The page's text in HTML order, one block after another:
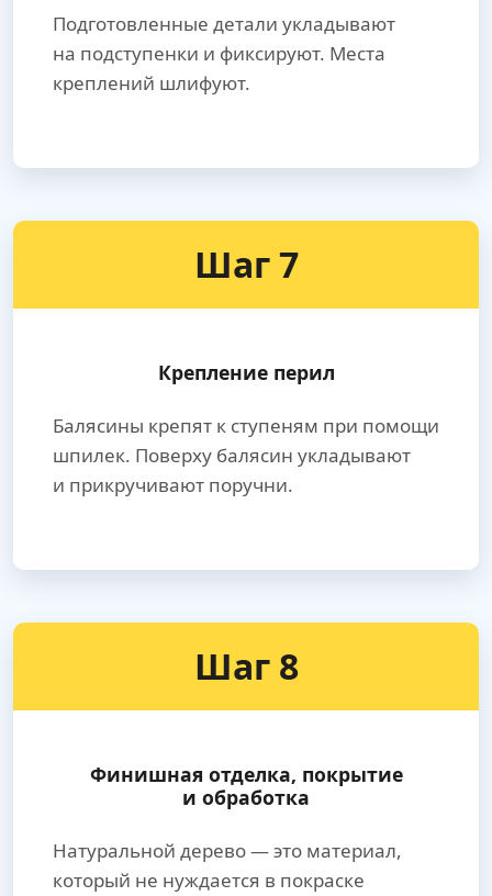
Подготовленные детали укладывают
на подступенки и фиксируют. Места
креплений шлифуют.
Шаг 7
Крепление перил
Балясины крепят к ступеням при помощи
шпилек. Поверху балясин укладывают
и прикручивают поручни.
Шаг 8
Финишная отделка, покрытие
и обработка
Натуральной дерево — это материал,
который не нуждается в покраске